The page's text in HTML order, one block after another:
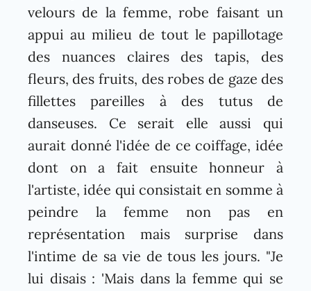
velours de la femme, robe faisant un
appui au milieu de tout le papillotage
des nuances claires des tapis, des
fleurs, des fruits, des robes de gaze des
fillettes pareilles à des tutus de
danseuses. Ce serait elle aussi qui
aurait donné l'idée de ce coiffage, idée
dont on a fait ensuite honneur à
l'artiste, idée qui consistait en somme à
peindre la femme non pas en
représentation mais surprise dans
l'intime de sa vie de tous les jours. "Je
lui disais : 'Mais dans la femme qui se